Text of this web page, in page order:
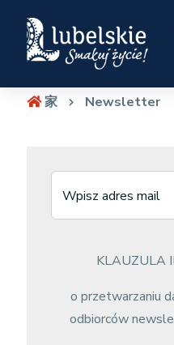
家 Newsletter
Wpisz adres mail
KLAUZULA
o przetwarzaniu
odbiorców